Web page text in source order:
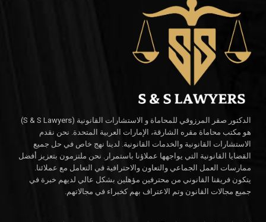
الدكتور صقر المرزوقي للمحاماة و الاستشارات القانونية (S & S Lawyers)
هو مكتب محاماة مقره الشارقة، الإمارات العربية المتحدة. نحن نقدم
الاستشارات القانونية والخدمات القانونية. لدينا نهج خاص في حل جميع
القضايا القانونية التي يواجهها عملاؤنا باستمرار. نحن ملتزمون بتعزيز أفضل
ممارسات العمل الجماعي والتعاون والاحترافية في التعامل مع عملائنا.
يتكون فريقنا القانوني من محترفين مؤهلين بشكل عالي لديهم خبرة في
جميع مجالات القانون وتم الاعتراف بهم كخبراء في مجالاتهم.